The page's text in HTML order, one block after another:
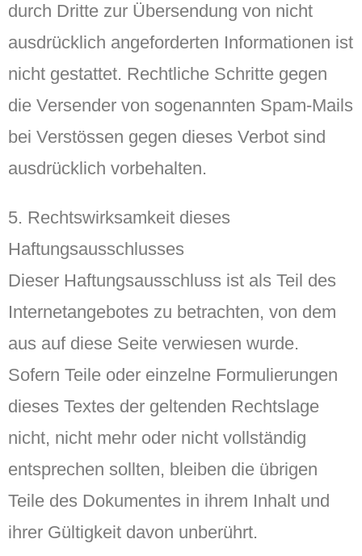
durch Dritte zur Übersendung von nicht
ausdrücklich angeforderten Informationen ist
nicht gestattet. Rechtliche Schritte gegen
die Versender von sogenannten Spam-Mails
bei Verstössen gegen dieses Verbot sind
ausdrücklich vorbehalten.
5. Rechtswirksamkeit dieses
Haftungsausschlusses
Dieser Haftungsausschluss ist als Teil des
Internetangebotes zu betrachten, von dem
aus auf diese Seite verwiesen wurde.
Sofern Teile oder einzelne Formulierungen
dieses Textes der geltenden Rechtslage
nicht, nicht mehr oder nicht vollständig
entsprechen sollten, bleiben die übrigen
Teile des Dokumentes in ihrem Inhalt und
ihrer Gültigkeit davon unberührt.